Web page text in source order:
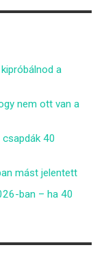
a
nem ott van a
40
mást jelentett
ban – ha 40